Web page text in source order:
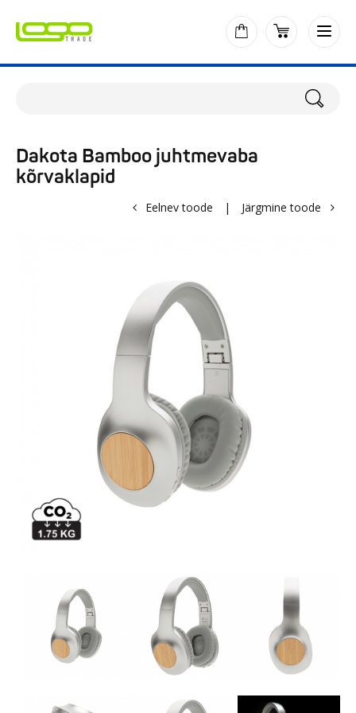
Dakota Bamboo juhtmevaba
kõrvaklapid
Eelnev toode | Järgmine toode